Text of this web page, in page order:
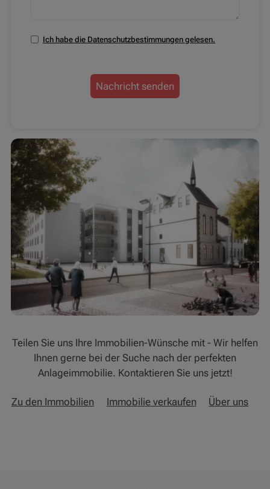
Ich habe die Datenschutzbestimmungen gelesen.
Nachricht senden
Teilen Sie uns Ihre Immobilien-Wünsche mit - Wir helfen
Ihnen gerne bei der Suche nach der perfekten
Anlageimmobilie. Kontaktieren Sie uns jetzt!
Zu den Immobilien Immobilie verkaufen Über uns